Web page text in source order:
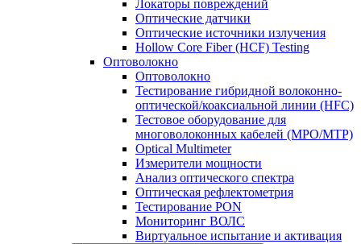
Локаторы повреждений
Оптические датчики
Оптические источники излучения
Hollow Core Fiber (HCF) Testing
Оптоволокно
Оптоволокно
Тестирование гибридной волоконно-
оптической/коаксиальной линии (HFC)
Тестовое оборудование для
многоволоконных кабелей (MPO/MTP)
Optical Multimeter
Измерители мощности
Анализ оптического спектра
Оптическая рефлектометрия
Тестирование PON
Мониторинг ВОЛС
Виртуальное испытание и активация